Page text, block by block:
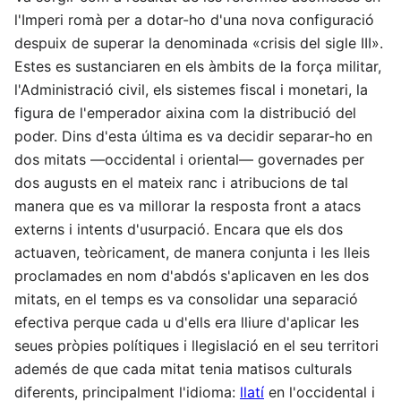
l'Imperi romà per a dotar-ho d'una nova configuració
despuix de superar la denominada «crisis del sigle III».​
Estes es sustanciaren en els àmbits de la força militar,
l'Administració civil, els sistemes fiscal i monetari, la
figura de l'emperador aixina com la distribució del
poder.​ Dins d'esta última es va decidir separar-ho en
dos mitats —occidental i oriental— governades per
dos augusts en el mateix ranc i atribucions de tal
manera que es va millorar la resposta front a atacs
externs i intents d'usurpació.​ Encara que els dos
actuaven, teòricament, de manera conjunta i les lleis
proclamades en nom d'abdós s'aplicaven en les dos
mitats, en el temps es va consolidar una separació
efectiva perque cada u d'ells era lliure d'aplicar les
seues pròpies polítiques i llegislació en el seu territori
ademés de que cada mitat tenia matisos culturals
diferents, principalment l'idioma: llatí en l'occidental i